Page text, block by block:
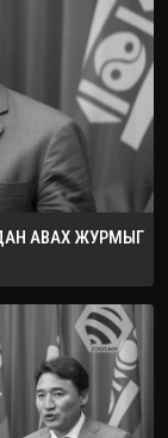
АВАХ ЖУРМЫГ